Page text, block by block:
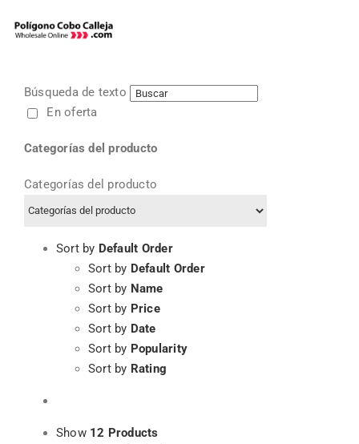
Búsqueda de texto
En oferta
Categorías del producto
Categorías del producto
Sort by Default Order
Sort by Default Order
Sort by Name
Sort by Price
Sort by Date
Sort by Popularity
Sort by Rating
Show 12 Products